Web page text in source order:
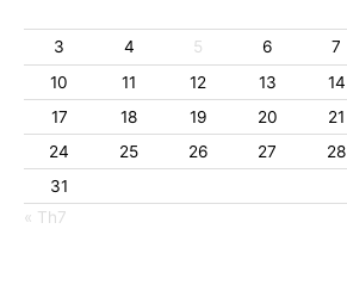
3
4 5 6 7
10
11 12 13 14
17
18 19 20 21
24
25 26 27 28
31
« Th7